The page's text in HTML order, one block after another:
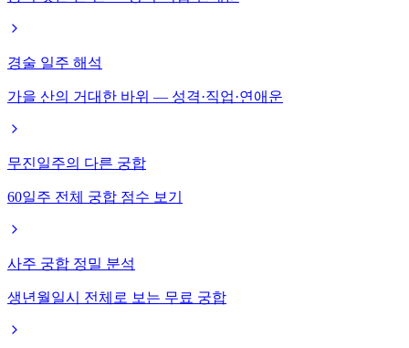
경술 일주 해석
가을 산의 거대한 바위 — 성격·직업·연애운
무진일주의 다른 궁합
60일주 전체 궁합 점수 보기
사주 궁합 정밀 분석
생년월일시 전체로 보는 무료 궁합